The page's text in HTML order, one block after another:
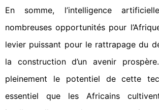
En somme, l’intelligence
nombreuses opportunités pour
levier puissant pour le rattrapage du
la construction d’un avenir
pleinement le potentiel de cette
essentiel que les Africains